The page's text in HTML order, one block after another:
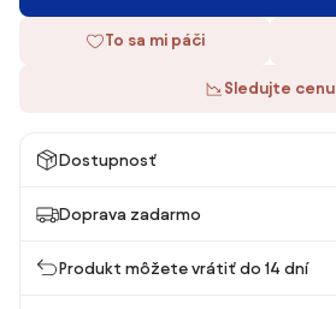
To sa mi páči
Sledujte cenu
Dostupnosť
Doprava zadarmo
Produkt môžete vrátiť do 14 dní